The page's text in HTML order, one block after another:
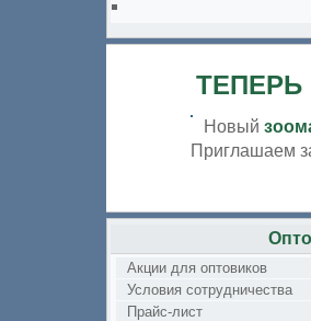
Новый
Приглашаем
Акции для оптовиков
Условия сотрудничества
Прайс-лист